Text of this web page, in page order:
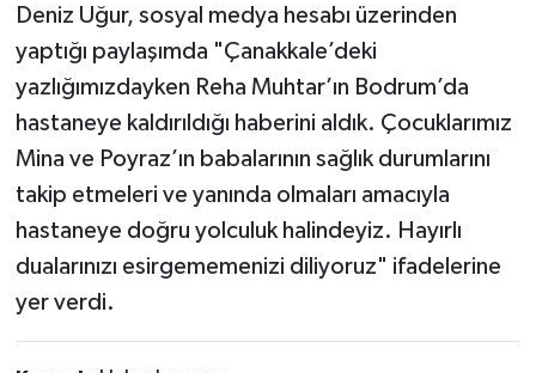
Deniz Uğur, sosyal medya hesabı üzerinden
yaptığı paylaşımda "Çanakkale’deki
yazlığımızdayken Reha Muhtar’ın Bodrum’da
hastaneye kaldırıldığı haberini aldık. Çocuklarımız
Mina ve Poyraz’ın babalarının sağlık durumlarını
takip etmeleri ve yanında olmaları amacıyla
hastaneye doğru yolculuk halindeyiz. Hayırlı
dualarınızı esirgememenizi diliyoruz" ifadelerine
yer verdi.